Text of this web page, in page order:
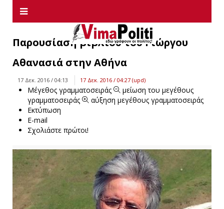
Παρουσίαση βιβλίου του Γιώργου
Αθανασιά στην Αθήνα
17 Δεκ. 2016 / 04:13 17 Δεκ. 2016 / 04:27 (upd)
Μέγεθος γραμματοσειράς
μείωση του μεγέθους
γραμματοσειράς
αύξηση μεγέθους γραμματοσειράς
Εκτύπωση
E-mail
Σχολιάστε πρώτοι!